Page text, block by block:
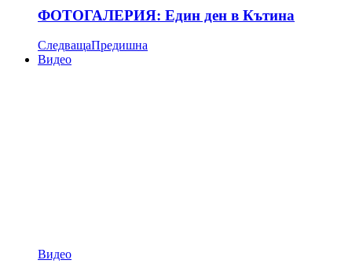
ФОТОГАЛЕРИЯ: Един ден в Кътина
СледващаПредишна
Видео
Видео